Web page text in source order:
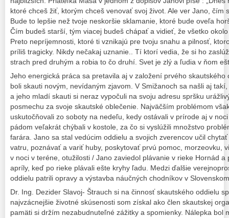
ktoré chceš žiť, ktorým chceš venovať svoj život. Ale ver Jano, čím
Bude to lepšie než tvoje neskoršie sklamanie, ktoré bude oveľa
Čím budeš starší, tým viacej budeš chápať a vidieť, že všetko
Preto nepríjemnosti, ktoré ti vznikajú pre tvoju snahu a pilnosť,
príliš tragicky. Nikdy nečakaj uznanie.. Tí ktorí vedia, že si ho
strach pred druhým a robia to čo druhí. Svet je zlý a ľudia v ňom
Jeho energická práca sa pretavila aj v založení prvého skautského
boli skauti novým, nevídaným zjavom. V Smižanoch sa našli aj
a jeho mladí skauti si neraz vypočuli na svoju adresu spršku
posmechu za svoje skautské oblečenie. Najväčším problémom
uskutočňovali zo soboty na nedeľu, kedy ostávali v prírode aj v
pádom veľakrát chýbali v kostole, za čo si vyslúžili množstvo
farára. Jano sa stal vedúcim oddielu a svojich zverencov učil
vatru, poznávať a variť huby, poskytovať prvú pomoc, morzeovku,
v noci v teréne, otužilosti / Jano zaviedol plávanie v rieke Hornád a
apríly, keď po rieke plávali ešte kryhy ľadu. Medzi ďalšie
oddielu patrili opravy a výstavba náučných chodníkov v
Dr. Ing. Dezider Slavoj- Štrauch si na činnosť skautského oddielu
najvzácnejšie životné skúsenosti som získal ako člen skautskej
pamäti si držím nezabudnuteľné zážitky a spomienky. Nálepka bol